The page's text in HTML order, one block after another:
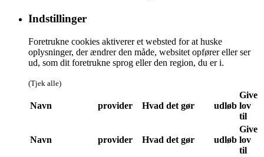
Indstillinger
Foretrukne cookies aktiverer et websted for at huske
oplysninger, der ændrer den måde, websitet opfører eller ser
ud, som dit foretrukne sprog eller den region, du er i.
(Tjek alle)
Navn provider Hvad det gør udløb
Give
lov
til
Navn provider Hvad det gør udløb
Give
lov
til